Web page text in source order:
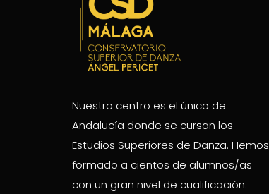
Nuestro centro es el único de
Andalucía donde se cursan los
Estudios Superiores de Danza. Hemos
formado a cientos de alumnos/as
con un gran nivel de cualificación.